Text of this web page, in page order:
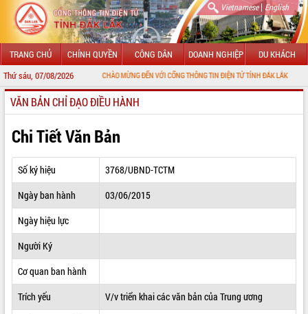
Vietnamese| English
TRANG CHỦ CHÍNH QUYỀN CÔNG DÂN DOANH NGHIỆP DU KHÁCH
Thứ sáu, 07/08/2026CHÀO MỪNG ĐẾN VỚI CỔNG THÔNG TIN ĐIỆN TỬ TỈNH ĐẮK LẮK
GIỚI THIỆU
LÃNH ĐẠO UBND TỈNH
TIN TỨC SỰ KIỆN
SỞ, BAN, NGÀNH
THÔNG TIN CHỈ ĐẠO ĐIỀU HÀNH
HỆ THỐNG VĂN BẢN
VĂN BẢN HĐND TỈNH
VĂN BẢN CHỈ ĐẠO ĐIỀU HÀNH
Chi Tiết Văn Bản
Số ký hiệu
3768/UBND-TCTM
Ngày ban hành
03/06/2015
Ngày hiệu lực
Người Ký
Cơ quan ban hành
Trích yếu
V/v triển khai các văn bản của Trung ương